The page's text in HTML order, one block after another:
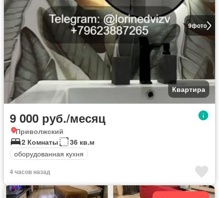
9фото
Квартира
9 000 руб./месяц
Приволжский
2 Комнаты
36 кв.м
оборудованная кухня
4 часов назад